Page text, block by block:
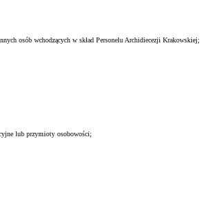
osób wchodzących w skład Personelu Archidiecezji Krakowskiej;
lub przymioty osobowości;